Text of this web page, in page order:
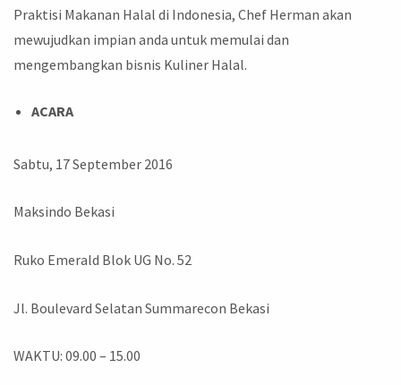
Praktisi Makanan Halal di Indonesia, Chef Herman akan
mewujudkan impian anda untuk memulai dan
mengembangkan bisnis Kuliner Halal.
ACARA
Sabtu, 17 September 2016
Maksindo Bekasi
Ruko Emerald Blok UG No. 52
Jl. Boulevard Selatan Summarecon Bekasi
WAKTU: 09.00 – 15.00